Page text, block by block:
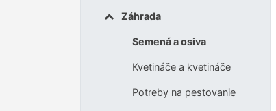
Záhrada
Semená a osiva
Kvetináče a kvetináče
Potreby na pestovanie